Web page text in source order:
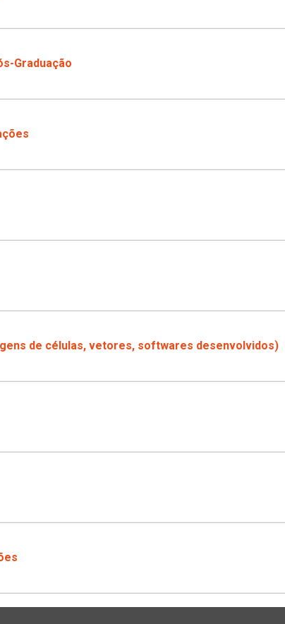
Graduação
de células, vetores, softwares desenvolvidos)